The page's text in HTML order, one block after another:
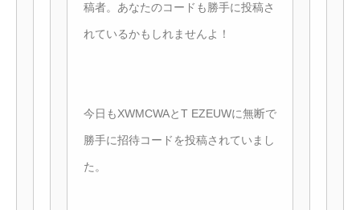
稿者。あなたのコードも勝手に投稿さ
れているかもしれませんよ！
今日もXWMCWAとT EZEUWに無断で
勝手に招待コードを投稿されていまし
た。